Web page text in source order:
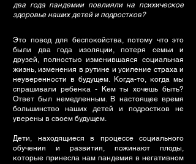
два года пандемии повлияли на психическое
здоровье наших детей и подростков?
Это повод для беспокойства, потому что это
были два года изоляции, потеря семьи и
друзей, полностью изменившаяся социальная
жизнь, изменения в рутине и усиление страха и
неуверенности в будущем. Когда-то, когда мы
спрашивали ребенка - Кем ты хочешь быть?
Ответ был немедленным. В настоящее время
большинство наших детей и подростков не
уверены в своем будущем.
Дети, находящиеся в процессе социального
обучения и развития, пожинают плоды,
которые принесла нам пандемия в негативном